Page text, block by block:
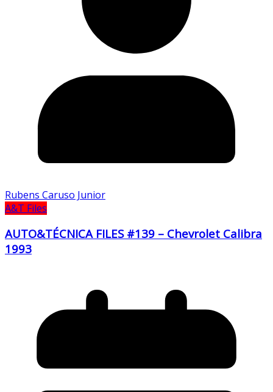
Rubens Caruso Junior
A&T Files
AUTO&TÉCNICA FILES #139 – Chevrolet Calibra
1993